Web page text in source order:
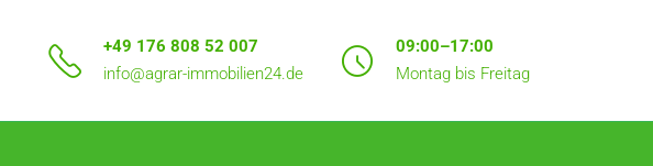
+49 176 808 52 007
info@agrar-immobilien24.de
09:00–17:00
Montag bis Freitag